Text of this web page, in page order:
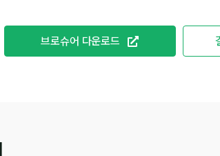
브로슈어 다운로드